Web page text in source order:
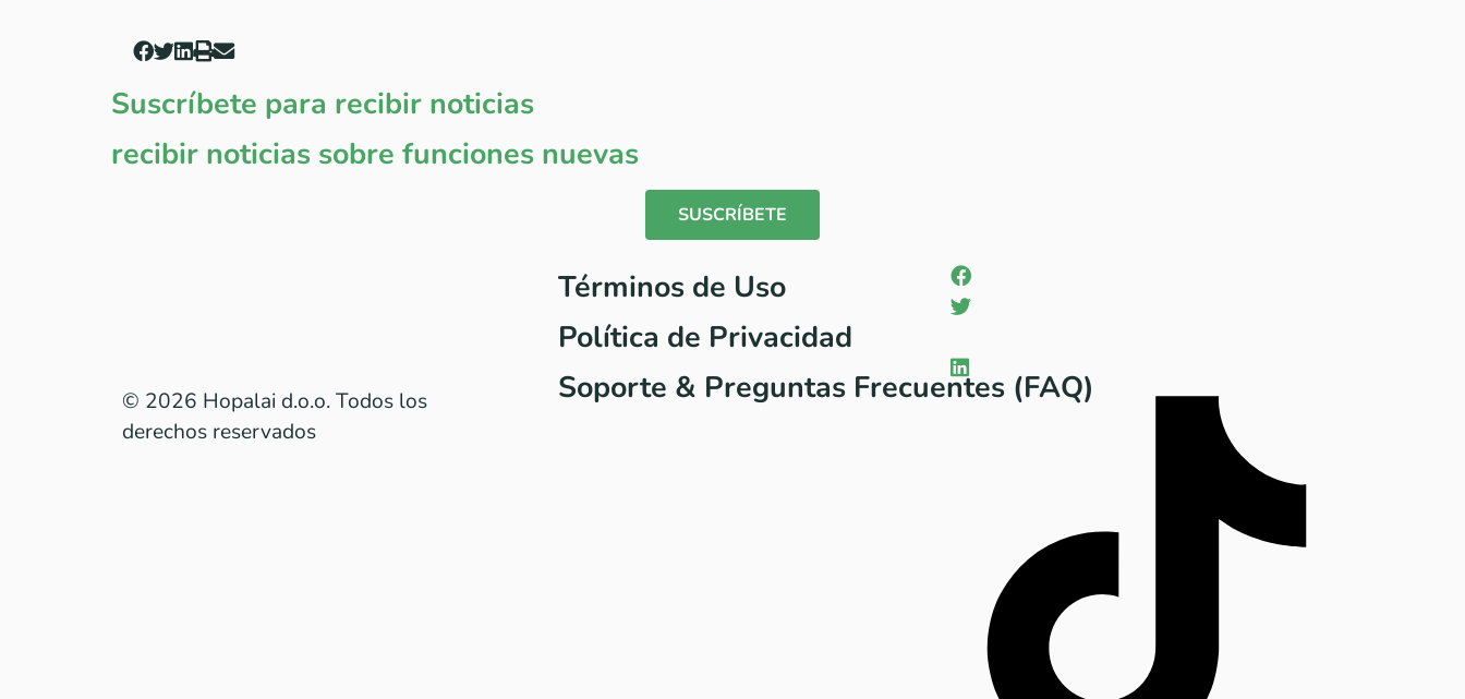
Suscríbete para recibir noticias
recibir noticias sobre funciones nuevas
SUSCRÍBETE
© 2026 Hopalai d.o.o. Todos los
derechos reservados
Términos de Uso
Política de Privacidad
Soporte & Preguntas Frecuentes (FAQ)​